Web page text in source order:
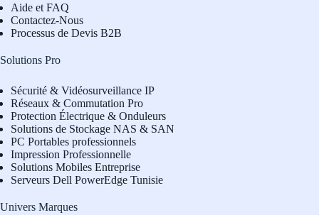
Aide et FAQ
Contactez-Nous
Processus de Devis B2B
Solutions Pro
Sécurité & Vidéosurveillance IP
Réseaux & Commutation Pro
Protection Électrique & Onduleurs
Solutions de Stockage NAS & SAN
PC Portables professionnels
Impression Professionnelle
Solutions Mobiles Entreprise
Serveurs Dell PowerEdge Tunisie
Univers Marques